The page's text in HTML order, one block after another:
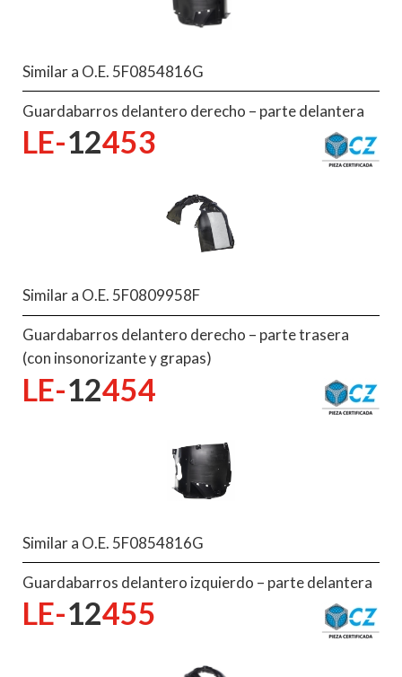
Similar a O.E. 5F0854816G
Guardabarros delantero derecho – parte delantera
LE-12453
Similar a O.E. 5F0809958F
Guardabarros delantero derecho – parte trasera
(con insonorizante y grapas)
LE-12454
Similar a O.E. 5F0854816G
Guardabarros delantero izquierdo – parte delantera
LE-12455